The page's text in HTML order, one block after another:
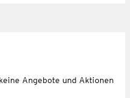
Angebote und Aktionen